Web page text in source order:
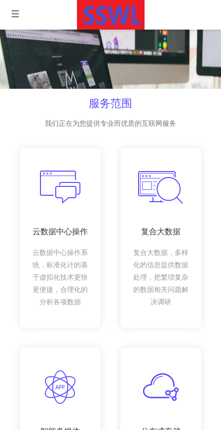
服务范围
我们正在为您提供专业而优质的互联网服务
云数据中心操作
云数据中心操作系
统，标准化计的基
于虚拟化技术更快
更便捷，合理化的
分析各项数据
复合大数据
复合大数据，多样
化的信息提供数据
处理，把繁琐复杂
的数据相关问题解
决调研